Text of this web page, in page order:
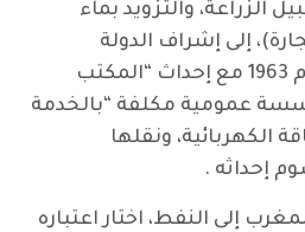
الزراعة، والتزويد بماء
إلى إشراف الدولة
المغربية سوى في العام 1963 مع إحداث “المكتب
عمومية مكلفة “بالخدمة
الكهربائية، ونقلها
إحداثه .
إلى النفط، اختار اعتباره